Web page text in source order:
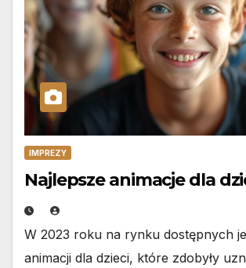
IMPREZY
Najlepsze animacje dla
W 2023 roku na rynku dostępnych
animacji dla dzieci, które zdobyły